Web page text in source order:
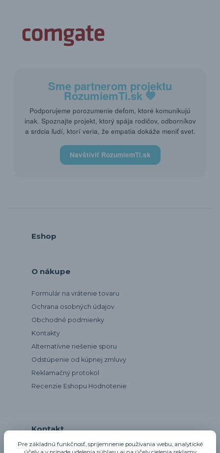
Sme partnerom projektu
RozumiemTi.sk 💙
Podporujeme porozumenie deťom, ktoré komunikujú
inak. Spoznajte projekt, ktorý spája rodičov, odborníkov
a srdcia ľudí, ktorí veria, že empatia dokáže meniť svet.
Navštíviť RozumiemTi.sk
Eshop
O nákupe
Formulár na vrátenie tovaru
Ochrana osobných údajov
Obchodné podmienky
Kontakty
Alternatívne riešenie sporu
Odstúpenie od kúpnej zmluvy
Reklamačný protokol
Recenzie Eshopu Hodnotenie
Kontakt
Pre základnú funkčnosť, spríjemnenie používania webu, analytické